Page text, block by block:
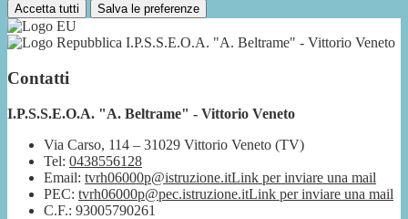
Accetta tutti Salva le preferenze
I.P.S.S.E.O.A. "A. Beltrame" - Vittorio Veneto
Contatti
I.P.S.S.E.O.A. "A. Beltrame" - Vittorio Veneto
Via Carso, 114 – 31029 Vittorio Veneto (TV)
Tel: 0438556128
Email: tvrh06000p@istruzione.itLink per inviare una mail
PEC: tvrh06000p@pec.istruzione.itLink per inviare una mail
C.F.: 93005790261